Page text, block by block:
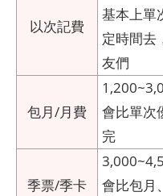
以次記費
基本上單
定時間去
友們
包月/月費
會比單次
完
季票/季卡
會比包月